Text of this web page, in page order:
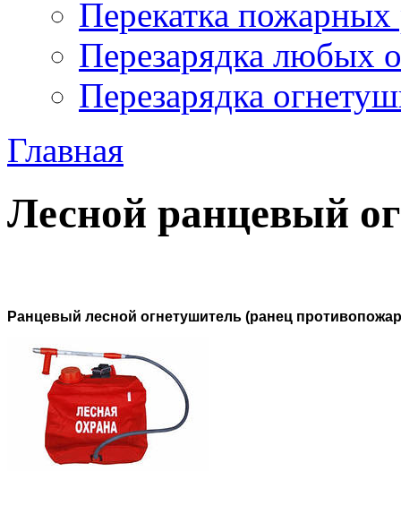
Перекатка пожарных
Перезарядка любых
Перезарядка
Главная
Лесной ранцевый
Ранцевый лесной огнетушитель (ранец